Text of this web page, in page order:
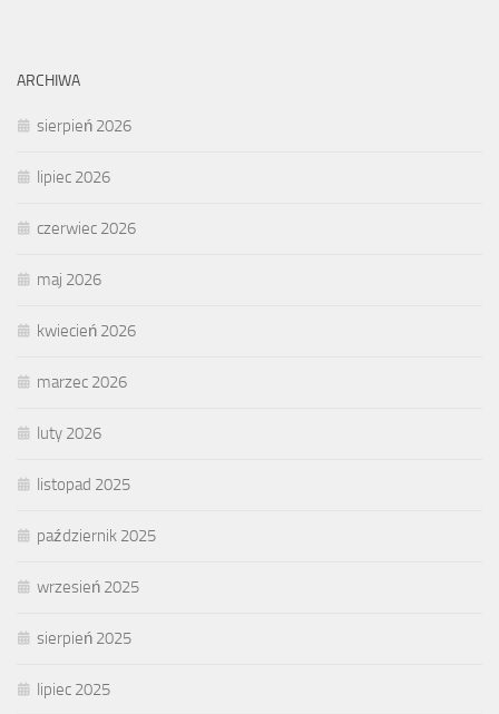
ARCHIWA
sierpień 2026
lipiec 2026
czerwiec 2026
maj 2026
kwiecień 2026
marzec 2026
luty 2026
listopad 2025
październik 2025
wrzesień 2025
sierpień 2025
lipiec 2025